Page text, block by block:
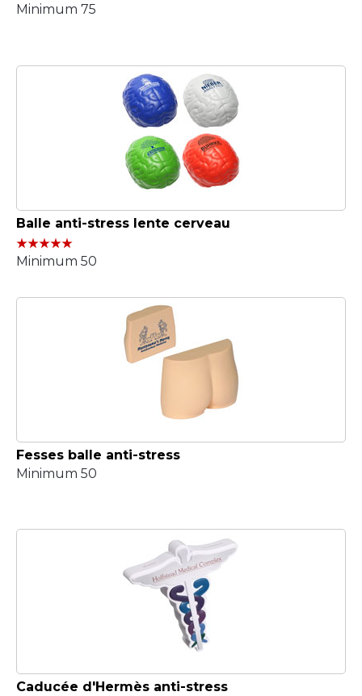
Minimum 75
Balle anti-stress lente cerveau
Minimum 50
Fesses balle anti-stress
Minimum 50
Caducée d'Hermès anti-stress